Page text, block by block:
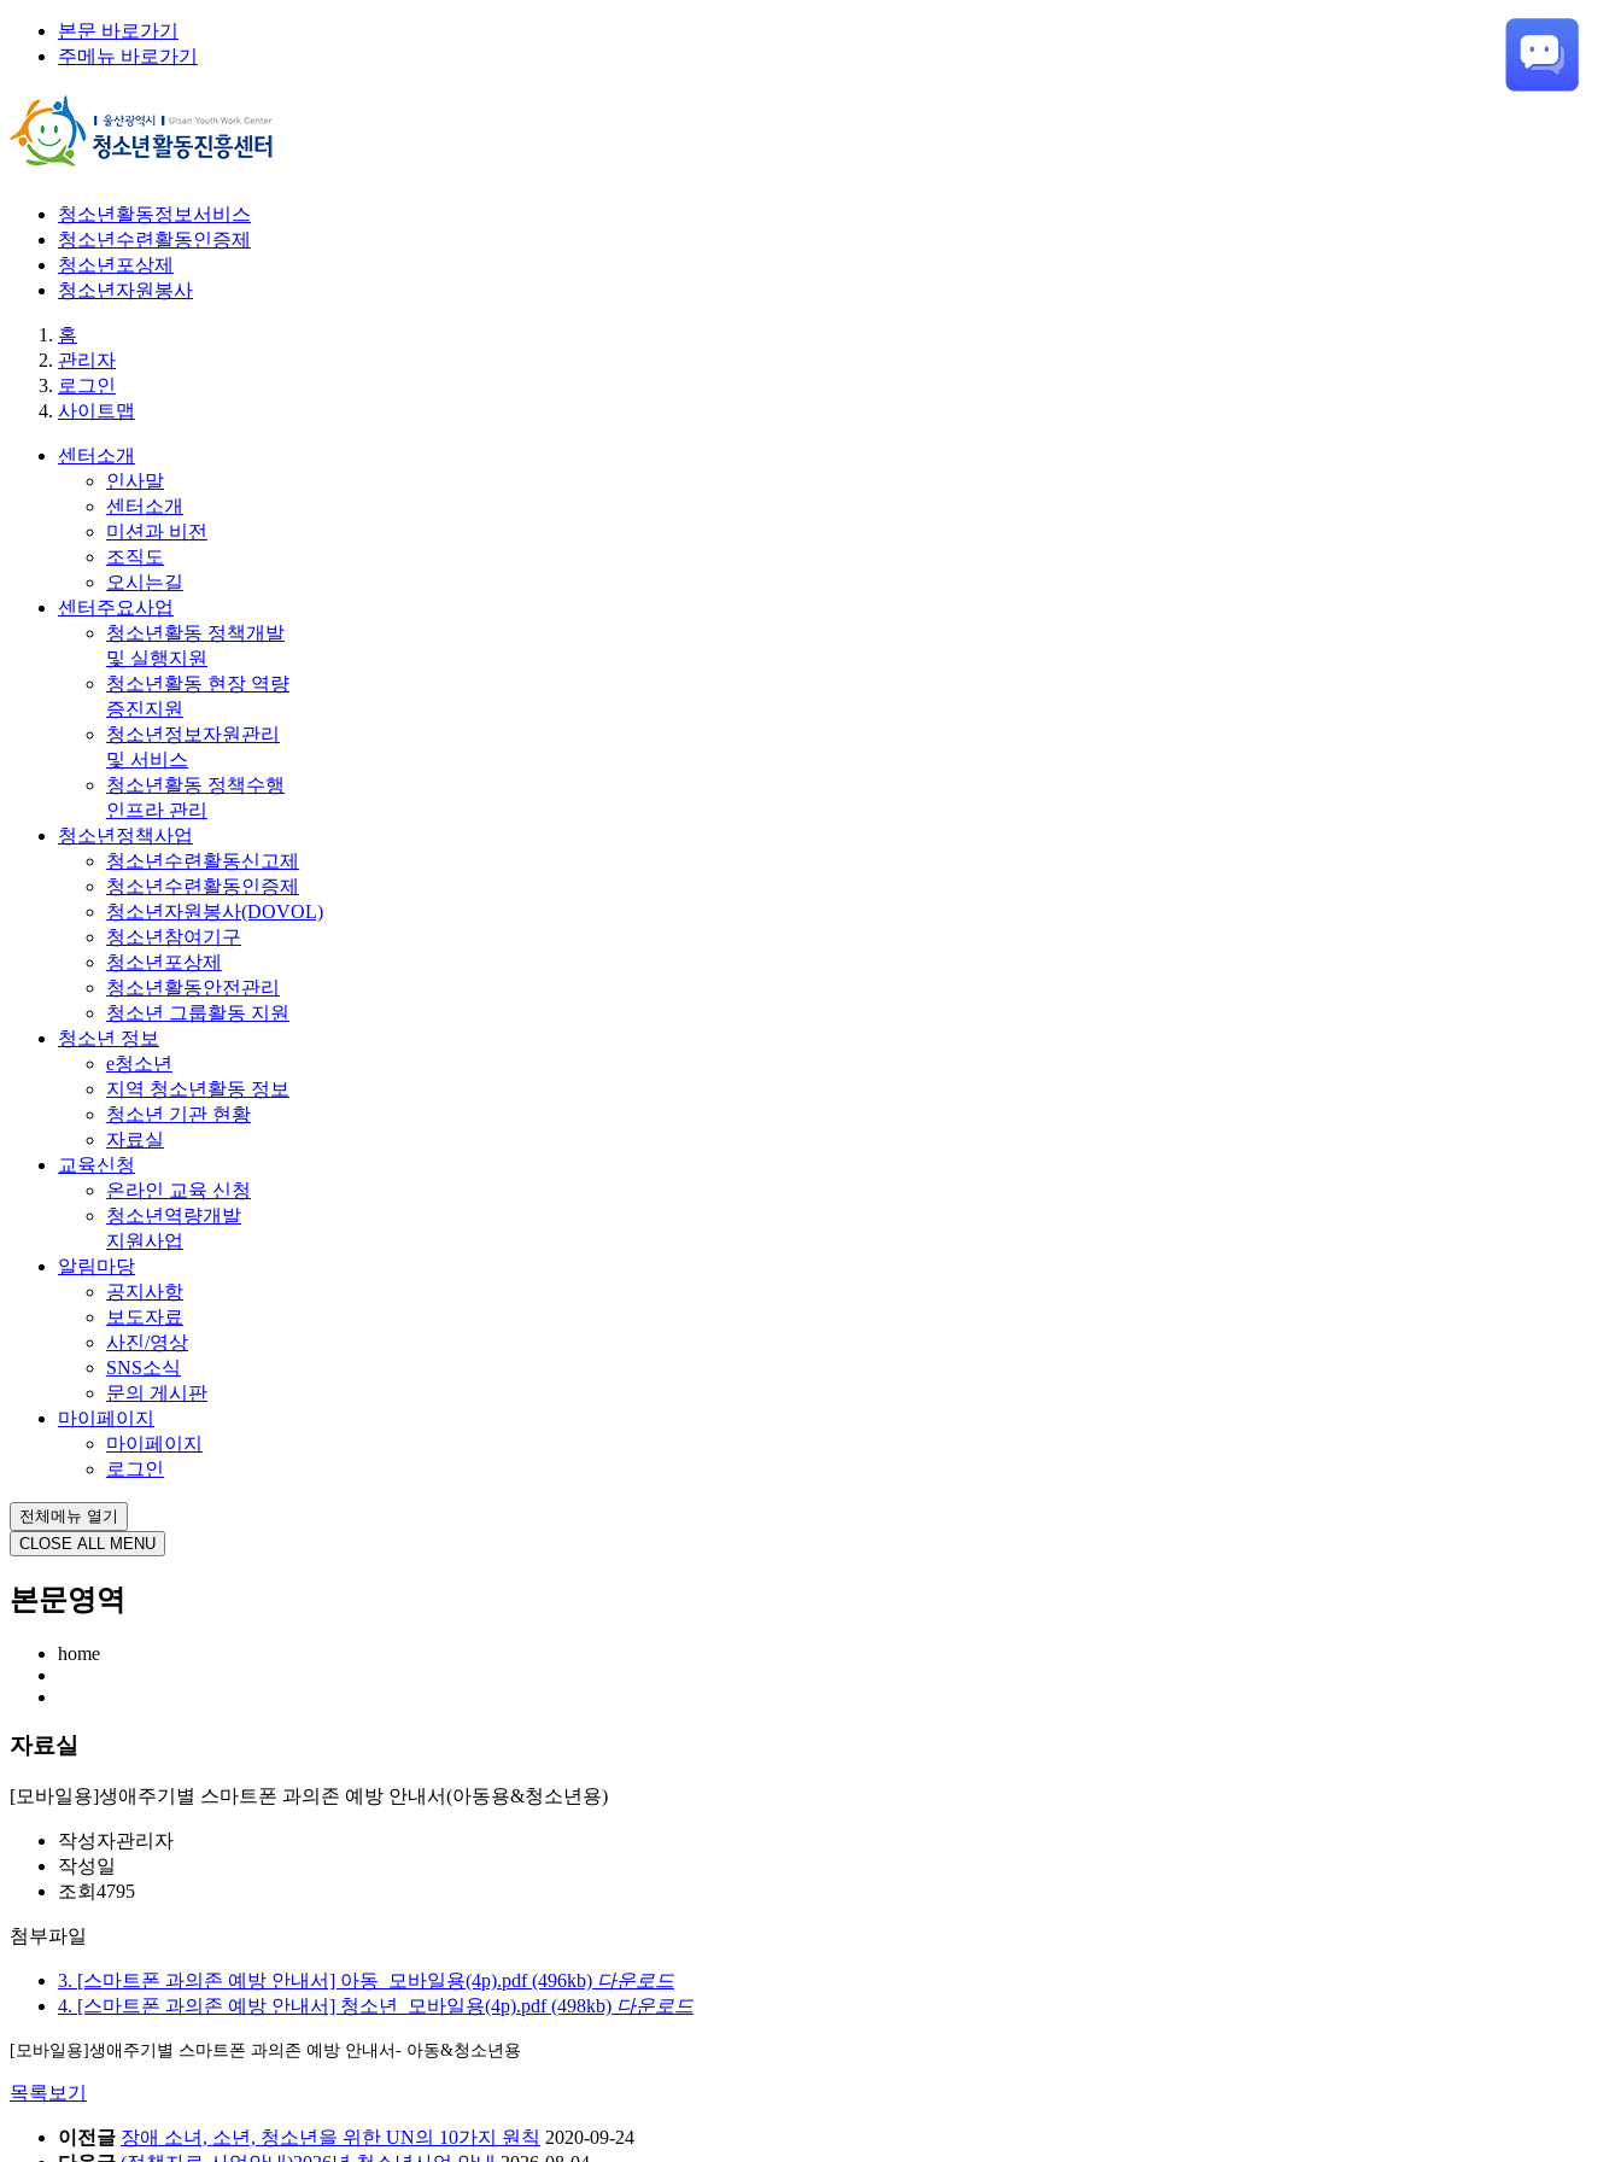
본문 바로가기
주메뉴 바로가기
청소년활동정보서비스
청소년수련활동인증제
청소년포상제
청소년자원봉사
홈
관리자
로그인
사이트맵
센터소개
인사말
센터소개
미션과 비전
조직도
오시는길
센터주요사업
청소년활동 정책개발
및 실행지원
청소년활동 현장 역량
증진지원
청소년정보자원관리
및 서비스
청소년활동 정책수행
인프라 관리
청소년정책사업
청소년수련활동신고제
청소년수련활동인증제
청소년자원봉사(DOVOL)
청소년참여기구
청소년포상제
청소년활동안전관리
청소년 그룹활동 지원
청소년 정보
e청소년
지역 청소년활동 정보
청소년 기관 현황
자료실
교육신청
온라인 교육 신청
청소년역량개발
지원사업
알림마당
공지사항
보도자료
사진/영상
SNS소식
문의 게시판
마이페이지
마이페이지
로그인
전체메뉴 열기
CLOSE ALL MENU
본문영역
home
자료실
[모바일용]생애주기별 스마트폰 과의존 예방 안내서(아동용&청소년용)
작성자관리자
작성일
조회 4795
첨부파일
3. [스마트폰 과의존 예방 안내서] 아동_모바일용(4p).pdf (496kb) 다운로드
4. [스마트폰 과의존 예방 안내서] 청소년_모바일용(4p).pdf (498kb) 다운로드
[모바일용]생애주기별 스마트폰 과의존 예방 안내서- 아동&청소년용
목록보기
이전글 장애 소녀, 소년, 청소년을 위한 UN의 10가지 원칙 2020-09-24